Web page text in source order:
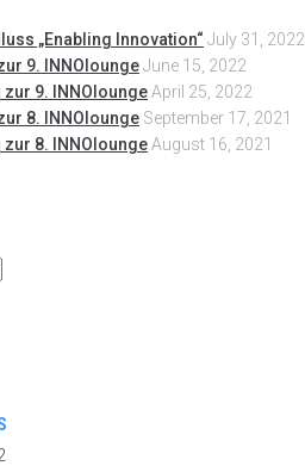
„Enabling Innovation“ July 31, 2022
9. INNOloungeJune 15, 2022
9. INNOloungeApril 25, 2022
8. INNOlounge September 17, 2021
8. INNOloungeAugust 16, 2021